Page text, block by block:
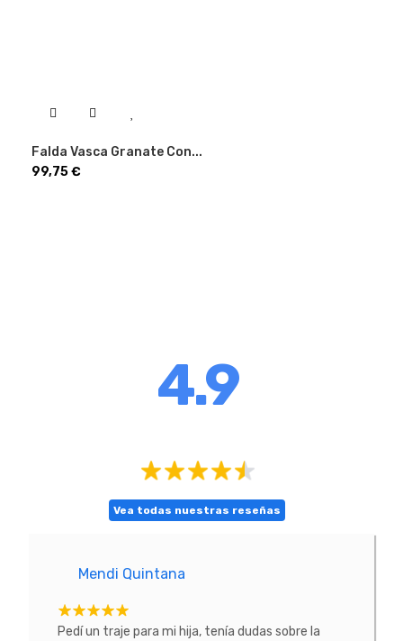
Falda Vasca Granate Con...
Precio
99,75 €
4.9
Vea todas nuestras reseñas
Mendi Quintana
Pedí un traje para mi hija, tenía dudas sobre la